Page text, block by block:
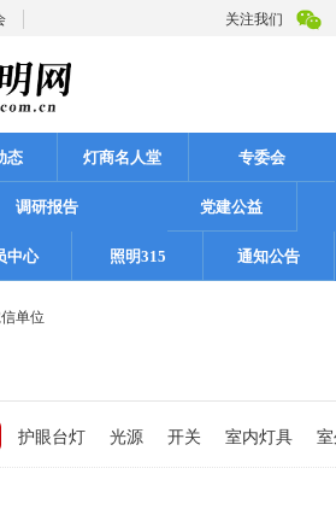
关注我们
态 灯商名人堂 专委会
调研报告 党建公益
中心 照明315 通知公告
单位
护眼台灯 光源 开关 室内灯具